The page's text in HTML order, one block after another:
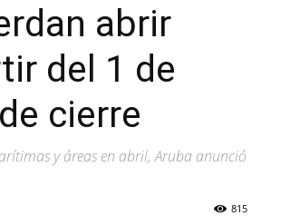
abrir
del 1 de
cierre
y áreas en abril, Aruba anunció
815